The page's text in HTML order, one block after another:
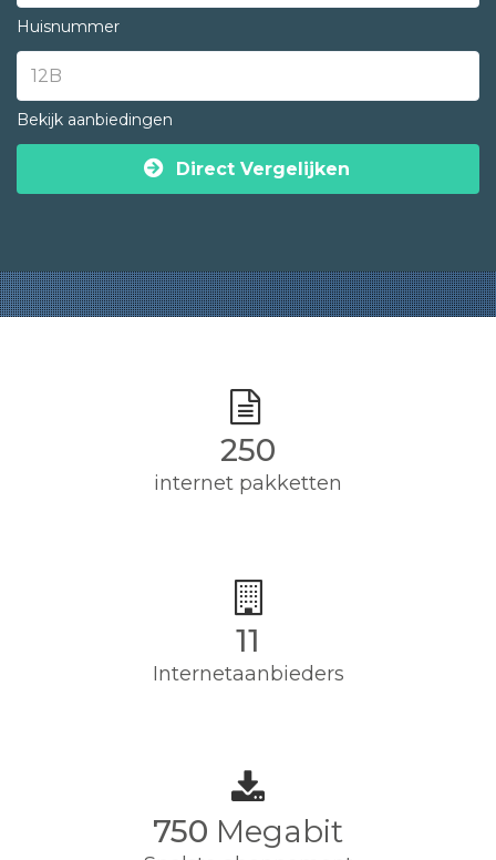
Huisnummer
Bekijk aanbiedingen
Direct Vergelijken
250
internet pakketten
11
Internetaanbieders
750 Megabit